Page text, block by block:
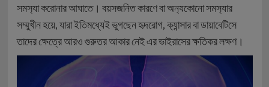
সমস‍্যা করোনার আঘাতে। বয়সজনিত কারণে বা অন‍্যকোনো সমস‍্যার
সম্মুখীন হয়ে, যারা ইতিমধ্যেই ভুগছেন হৃদরোগ, ক‍্যান্সার বা ডায়াবেটিসে
তাদের ক্ষেত্রে আর‌ও গুরুতর আকার নেই এর ভাইরাসের ক্ষতিকর লক্ষণ।